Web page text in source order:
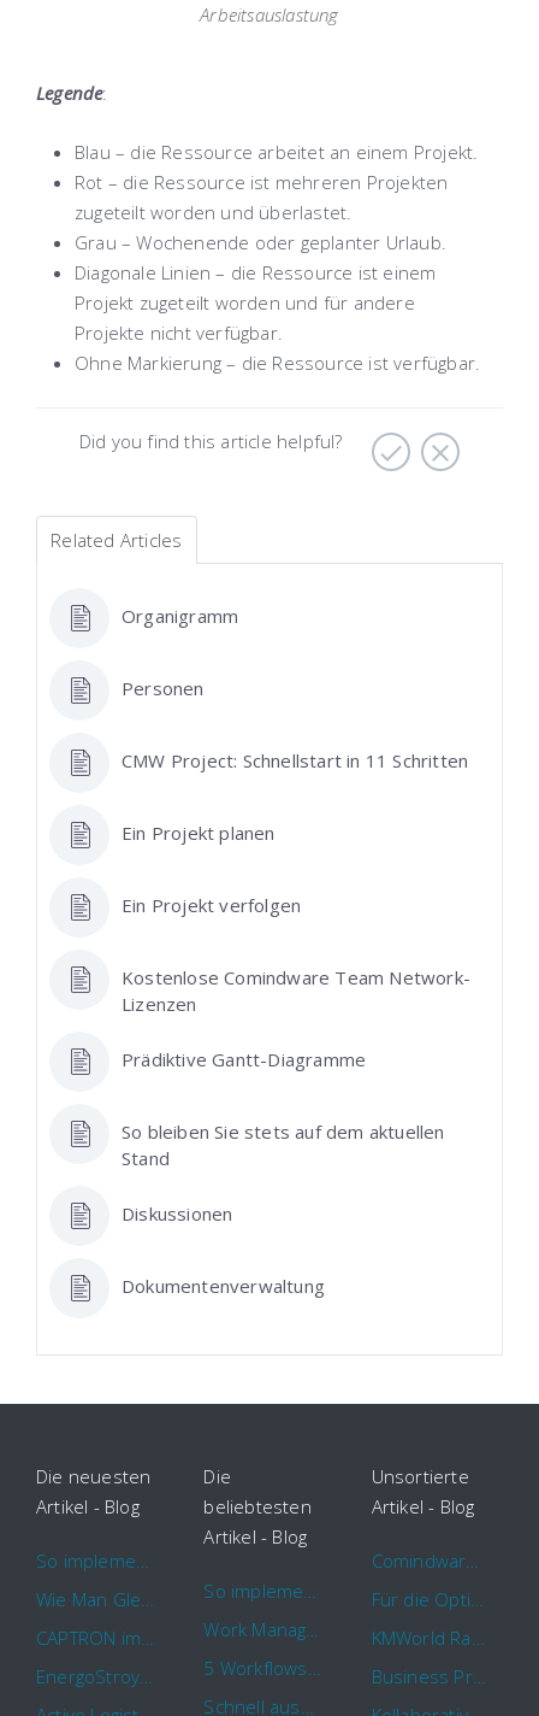
Arbeitsauslastung
Legende:
Blau – die Ressource arbeitet an einem Projekt.
Rot – die Ressource ist mehreren Projekten
zugeteilt worden und überlastet.
Grau – Wochenende oder geplanter Urlaub.
Diagonale Linien – die Ressource ist einem
Projekt zugeteilt worden und für andere
Projekte nicht verfügbar.
Ohne Markierung – die Ressource ist verfügbar.
Did you find this article helpful?
Related Articles
Organigramm
Personen
CMW Project: Schnellstart in 11 Schritten
Ein Projekt planen
Ein Projekt verfolgen
Kostenlose Comindware Team Network-
Lizenzen
Prädiktive Gantt-Diagramme
So bleiben Sie stets auf dem aktuellen
Stand
Diskussionen
Dokumentenverwaltung
Die neuesten
Artikel - Blog
Die
beliebtesten
Artikel - Blog
Unsortierte
Artikel - Blog
Business Process Management mit MS Outlook